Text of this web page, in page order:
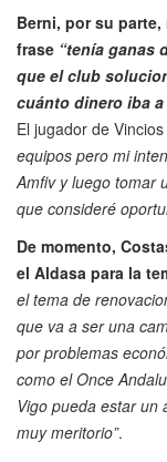
Berni, por su
frase “tenía ganas
que el club
cuánto dinero iba
El jugador de
equipos pero mi
Amfiv y luego tomar
que consideré
De momento,
el Aldasa para la
el tema de
que va a ser una
por problemas
como el Once
Vigo pueda estar un
muy meritorio”.